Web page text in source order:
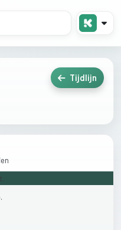
Tijdlijn